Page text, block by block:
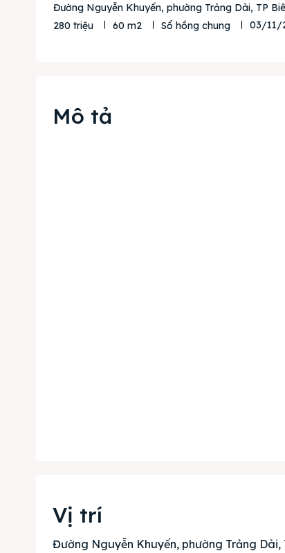
&
Đường Nguyễn Khuyến, phường Trảng Dài, TP
280 triệu
60 m2 Sổ hồng chung 03/11/
Mô tả
Vị trí
Đường Nguyễn Khuyến, phường Trảng Dài,